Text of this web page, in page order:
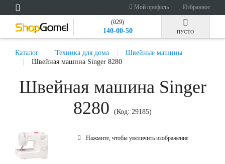
Мой профиль Избранное
(029)
140-00-50 ПУСТО
Каталог Техника для дома
Швейные машины
Швейная машина Singer 8280
Швейная машина Singer
8280
(Код: 29185)
Нажмите, чтобы увеличить изображение